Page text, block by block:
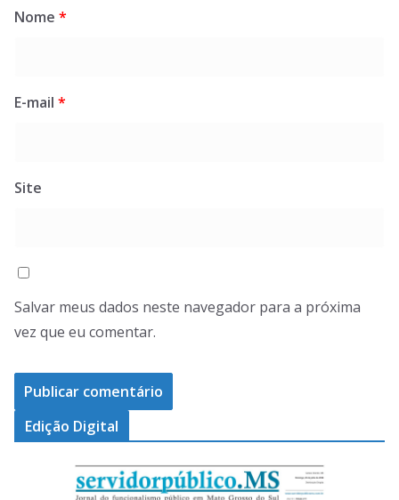
Nome *
E-mail *
Site
Salvar meus dados neste navegador para a próxima
vez que eu comentar.
Edição Digital